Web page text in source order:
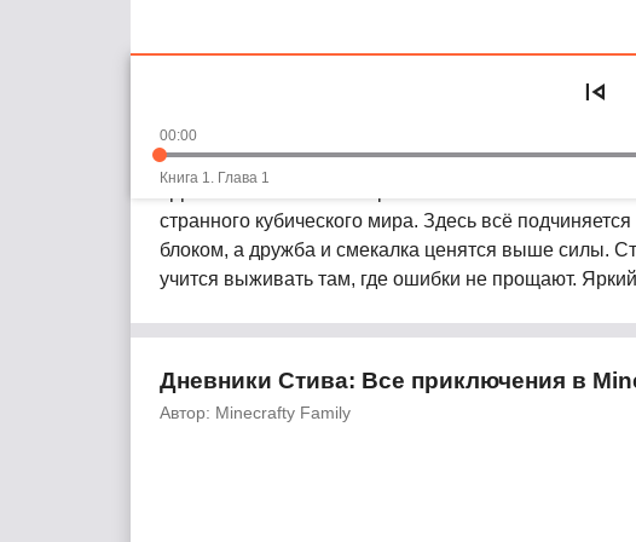
основному
контенту
Аудиосказка «Дневники Стива:
Рекомендуем слушать в возрасте:
странного кубического мира. Здесь всё
блоком, а дружба и смекалка ценятся выше силы.
учится выживать там, где ошибки не прощают.
Дневники Стива: Все приключения в
Автор: Minecrafty Family
00:00
Книга 1. Глава 1